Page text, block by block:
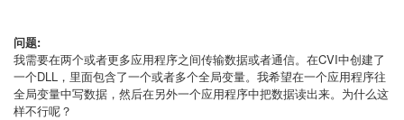
问题:
我需要在两个或者更多应用程序之间传输数据或者通信。在CVI中创建了
一个DLL，里面包含了一个或者多个全局变量。我希望在一个应用程序往
全局变量中写数据，然后在另外一个应用程序中把数据读出来。为什么这
样不行呢？